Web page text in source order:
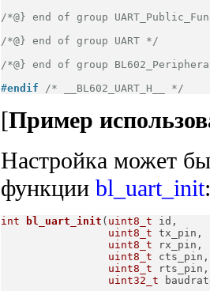
/*@} end of group
/*@} end of group UART */
/*@} end of group
#endif /* __BL602_UART_H__ */
[Пример
Настройка может
функции bl_uart_init:
int bl_uart_init ( uint8_t id,
uint8_t tx_pin,
uint8_t rx_pin,
uint8_t cts_pin,
uint8_t rts_pin,
uint32_t